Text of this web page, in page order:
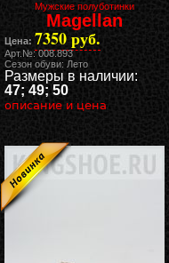
Мужские полуботинки
Magellan
Цена: 7350 руб.
Арт.№: 008.893
Сезон обуви: Лето
Размеры в наличии:
47; 49; 50
описание и цена